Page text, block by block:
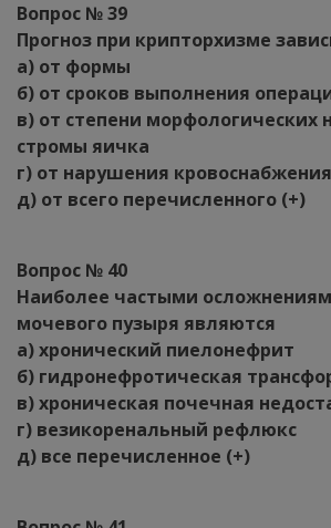
Вопрос № 39
Прогноз при крипторхизме
а) от формы
б) от сроков выполнения
в) от степени морфологических
стромы яичка
г) от нарушения кровоснабжения
д) от всего перечисленного (+)
Вопрос № 40
Наиболее частыми
мочевого пузыря являются
а) хронический пиелонефрит
б) гидронефротическая
в) хроническая почечная
г) везикоренальный рефлюкс
д) все перечисленное (+)